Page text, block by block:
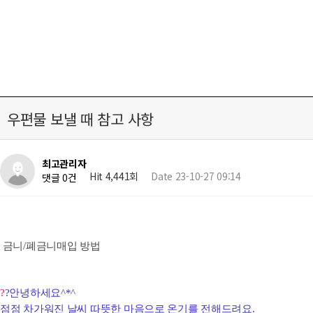
우편물 보낼 때 참고 사항
최고관리자
댓글 0건
Hit 4,441회 Date 23-10-27 09:14
금니/폐금니매입 방법
??안녕하세요^*^
점점 차가워진 날씨 따뜻한 마음으로 온기를 전해드려요.